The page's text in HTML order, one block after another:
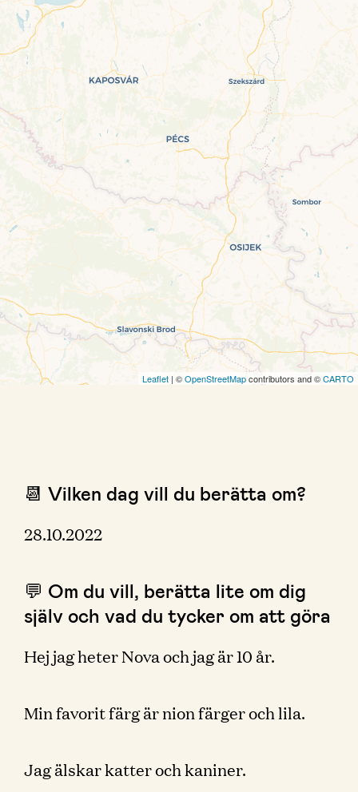
Leaflet | ©OpenStreetMapcontributors and ©CARTO
📆 Vilken dag vill du berätta om?
28.10.2022
💬 Om du vill, berätta lite om dig
själv och vad du tycker om att göra
Hej jag heter Nova och jag är 10 år.
Min favorit färg är nion färger och lila.
Jag älskar katter och kaniner.